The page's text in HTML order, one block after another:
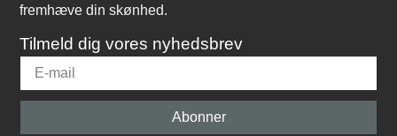
fremhæve din skønhed.
Tilmeld dig vores nyhedsbrev
Abonner